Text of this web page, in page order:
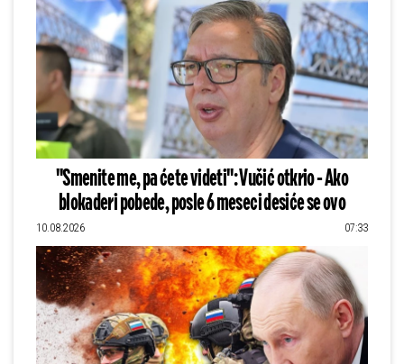
"Smenite me, pa ćete videti": Vučić otkrio - Ako
blokaderi pobede, posle 6 meseci desiće se ovo
10.08.2026 07:33